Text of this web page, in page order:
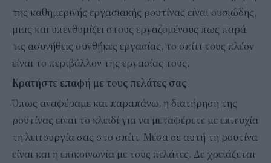
της καθημερινής εργασιακής ρουτίνας είναι ουσιώδης,
μιας και υπενθυμίζει στους εργαζομένους πως παρά
τις ασυνήθεις συνθήκες εργασίας, το σπίτι τους πλέον
είναι το περιβάλλον της εργασίας τους.
Κρατήστε επαφή με τους πελάτες σας
Όπως αναφέραμε και παραπάνω, η διατήρηση της
ρουτίνας είναι το κλειδί για να μεταφέρετε με επιτυχία
τη λειτουργία σας στο σπίτι. Μέσα σε αυτή τη ρουτίνα
είναι και η επικοινωνία με τους πελάτες. Δε χρειάζεται